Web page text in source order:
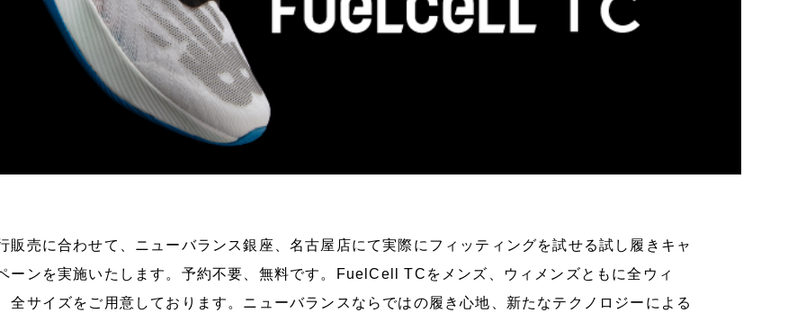
販売に合わせて、ニューバランス銀座、名古屋店にて実際にフィッティングを試せる試し履きキャ
ーンを実施いたします。予約不要、無料です。FuelCell TCをメンズ、ウィメンズともに全ウィ
全サイズをご用意しております。ニューバランスならではの履き心地、新たなテクノロジーによる